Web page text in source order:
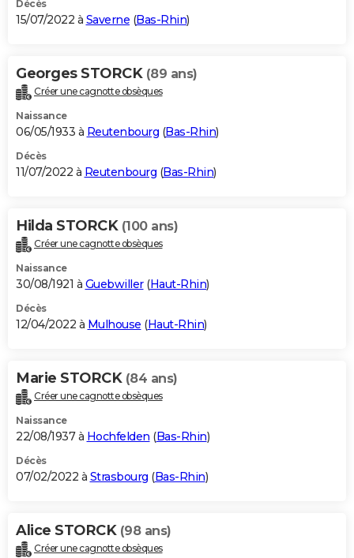
Décès
15/07/2022 à Saverne (Bas-Rhin)
Georges STORCK (89 ans)
Créer une cagnotte obsèques
Naissance
06/05/1933 à Reutenbourg (Bas-Rhin)
Décès
11/07/2022 à Reutenbourg (Bas-Rhin)
Hilda STORCK (100 ans)
Créer une cagnotte obsèques
Naissance
30/08/1921 à Guebwiller(Haut-Rhin)
Décès
12/04/2022 à Mulhouse (Haut-Rhin)
Marie STORCK (84 ans)
Créer une cagnotte obsèques
Naissance
22/08/1937 à Hochfelden (Bas-Rhin)
Décès
07/02/2022 à Strasbourg (Bas-Rhin)
Alice STORCK (98 ans)
Créer une cagnotte obsèques